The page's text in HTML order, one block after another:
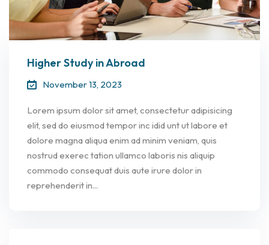
Higher Study in Abroad
November 13, 2023
Lorem ipsum dolor sit amet, consectetur adipisicing
elit, sed do eiusmod tempor inc idid unt ut labore et
dolore magna aliqua enim ad minim veniam, quis
nostrud exerec tation ullamco laboris nis aliquip
commodo consequat duis aute irure dolor in
reprehenderit in...